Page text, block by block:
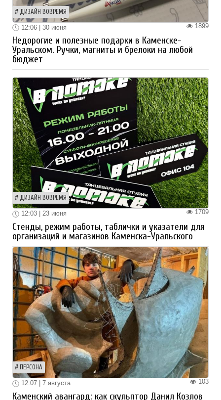
ДИЗАЙН ВОВРЕМЯ
1899
12:06 | 30 июня
Недорогие и полезные подарки в Каменске-
Уральском. Ручки, магниты и брелоки на любой
бюджет
ДИЗАЙН ВОВРЕМЯ
1709
12:03 | 23 июня
Стенды, режим работы, таблички и указатели для
организаций и магазинов Каменска-Уральского
ПЕРСОНА
103
12:07 | 7 августа
Каменский авангард: как скульптор Данил Козлов